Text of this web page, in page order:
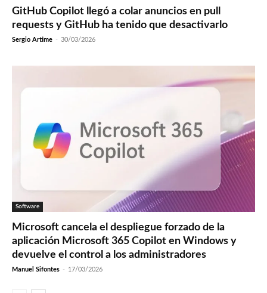
GitHub Copilot llegó a colar anuncios en pull
requests y GitHub ha tenido que desactivarlo
Sergio Artime - 30/03/2026
Software
Microsoft cancela el despliegue forzado de la
aplicación Microsoft 365 Copilot en Windows y
devuelve el control a los administradores
Manuel Sifontes - 17/03/2026